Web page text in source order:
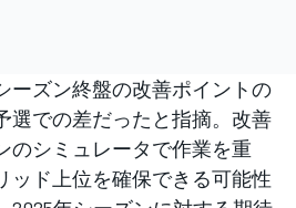
ズン終盤の改善ポイントの
選での差だったと指摘。改善
のシミュレータで作業を重
ッド上位を確保できる可能性